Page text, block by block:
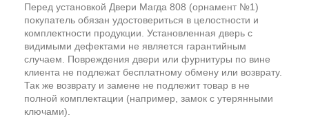
Перед установкой Двери Магда 808 (орнамент №1)
покупатель обязан удостовериться в целостности и
комплектности продукции. Установленная дверь с
видимыми дефектами не является гарантийным
случаем. Повреждения двери или фурнитуры по вине
клиента не подлежат бесплатному обмену или возврату.
Так же возврату и замене не подлежит товар в не
полной комплектации (например, замок с утерянными
ключами).